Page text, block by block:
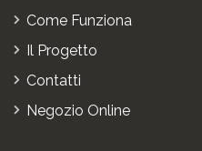
Come Funziona
Il Progetto
Contatti
Negozio Online